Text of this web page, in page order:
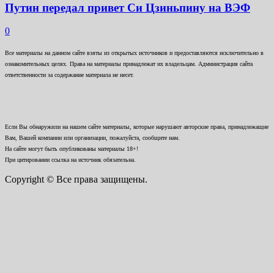
Путин передал привет Си Цзиньпину на ВЭФ
0
Все материалы на данном сайте взяты из открытых источников и предоставляются исключительно в
ознакомительных целях. Права на материалы принадлежат их владельцам. Администрация сайта
ответственности за содержание материала не несет.
Если Вы обнаружили на нашем сайте материалы, которые нарушают авторские права, принадлежащие
Вам, Вашей компании или организации, пожалуйста, сообщите нам.
На сайте могут быть опубликованы материалы 18+!
При цитировании ссылка на источник обязательна.
Copyright © Все права защищены.